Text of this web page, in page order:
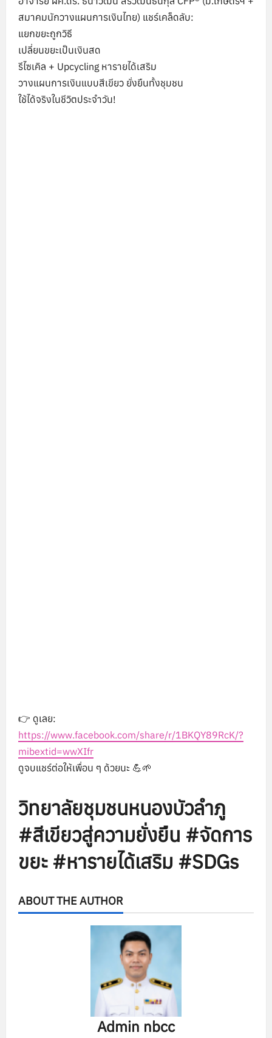
สมาคมนักวางแผนการเงินไทย) แชร์เคล็ดลับ:
แยกขยะถูกวิธี
เปลี่ยนขยะเป็นเงินสด
รีไซเคิล + Upcycling หารายได้เสริม
วางแผนการเงินแบบสีเขียว ยั่งยืนทั้งชุมชน
ใช้ได้จริงในชีวิตประจำวัน!
👉 ดูเลย:
https://www.facebook.com/share/r/1BKQY89RcK/?
mibextid=wwXIfr
ดูจบแชร์ต่อให้เพื่อน ๆ ด้วยนะ 💪🌱
วิทยาลัยชุมชนหนองบัวลำภู
#สีเขียวสู่ความยั่งยืน #จัดการ
ขยะ #หารายได้เสริม #SDGs
ABOUT THE AUTHOR
Admin nbcc